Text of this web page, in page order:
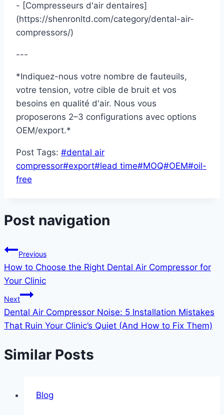
- [Compresseurs d'air dentaires]
(https://shenronltd.com/category/dental-air-
compressors/)
---
*Indiquez-nous votre nombre de fauteuils,
votre tension, votre cible de bruit et vos
besoins en qualité d'air. Nous vous
proposerons 2–3 configurations avec options
OEM/export.*
Post Tags: #dental air
compressor#export#lead time#MOQ#OEM#oil-
free
Post navigation
Previous
How to Choose the Right Dental Air Compressor for
Your Clinic
Next
Dental Air Compressor Noise: 5 Installation Mistakes
That Ruin Your Clinic’s Quiet (And How to Fix Them)
Similar Posts
Blog